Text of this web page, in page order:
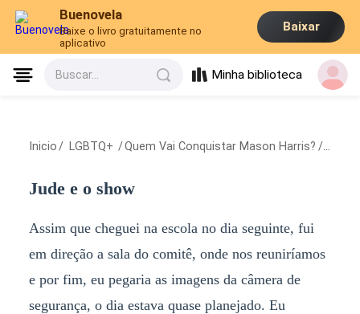
Buenovela
Baixe o livro gratuitamente no
aplicativo
Baixar
Buscar... Minha biblioteca
Inicio / LGBTQ+ /Quem Vai Conquistar Mason Harris? /
Jude e o show
Assim que cheguei na escola no dia seguinte, fui
em direção a sala do comitê, onde nos reuniríamos
e por fim, eu pegaria as imagens da câmera de
segurança, o dia estava quase planejado. Eu